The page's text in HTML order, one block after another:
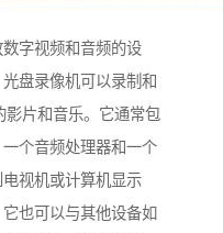
字视频和音频的设
盘录像机可以录制和
影片和音乐。它通常包
个音频处理器和一个
视机或计算机显示
也可以与其他设备如